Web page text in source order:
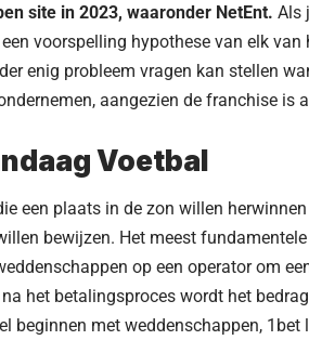
site in 2023, waaronder NetEnt. Als
voorspelling hypothese van elk van
enig probleem vragen kan stellen
aangezien de franchise is
Voetbal
een plaats in de zon willen
bewijzen. Het meest
op een operator om
het betalingsproces wordt het
beginnen met weddenschappen, 1bet